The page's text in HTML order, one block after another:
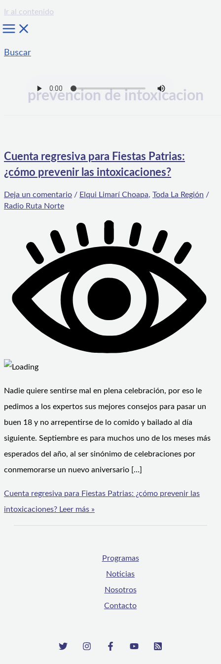
Ir al contenido
Buscar
prevencion de intoxicacion
Cuenta regresiva para Fiestas Patrias:
¿cómo prevenir las intoxicaciones?
Deja un comentario / Elqui Limarí Choapa, Toda La Región /
Radio Ruta Norte
Nadie quiere sentirse mal en plena celebración, por eso le
pedimos a los expertos sus mejores consejos para pasar un
buen 18 y no arrepentirse de lo comido y bailado al día
siguiente. Septiembre es para muchos uno de los meses más
esperados del año, al ser sinónimo de celebraciones por
conmemorarse un nuevo aniversario […]
Cuenta regresiva para Fiestas Patrias: ¿cómo prevenir las
intoxicaciones? Leer más »
Programas
Noticias
Nosotros
Contacto